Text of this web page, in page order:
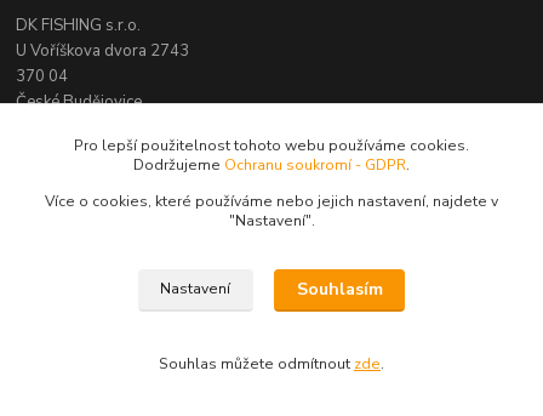
DK FISHING s.r.o.
U Voříškova dvora 2743
370 04
České Budějovice
Kontakty
Zákaznická podpora DK Fishing
David Koloušek
Pro lepší použitelnost tohoto webu používáme cookies.
Dodržujeme Ochranu soukromí - GDPR.
Více o cookies, které používáme nebo jejich nastavení, najdete v
"Nastavení".
Nastavení Souhlasím
Souhlas můžete odmítnout zde.